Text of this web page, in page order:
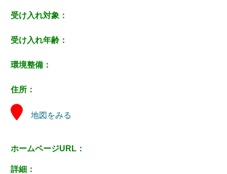
受け入れ対象：
受け入れ年齢：
環境整備：
住所：
地図をみる
ホームページURL：
詳細：